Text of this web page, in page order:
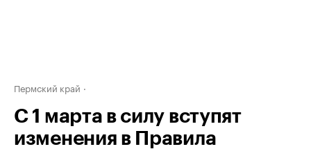
Пермский край
С 1 марта в силу вступят
изменения в Правила